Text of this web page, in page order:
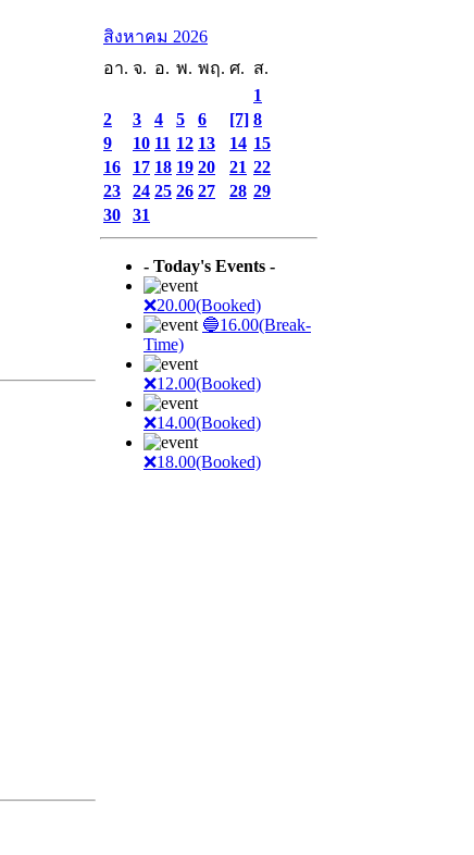
สิงหาคม 2026
อา. จ. อ. พ. พฤ. ศ. ส.
1
2
3 4 5 6 [7] 8
9
10 11 12 13 14 15
16
17 18 19 20 21 22
23
24 25 26 27 28 29
30
31
- Today's Events -
❌20.00(Booked)
🔵16.00(Break-
Time)
❌12.00(Booked)
❌14.00(Booked)
❌18.00(Booked)